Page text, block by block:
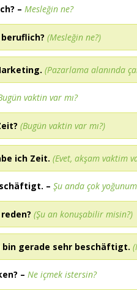
– Mesleğin ne?
(Mesleğin ne?)
(Pazarlama alanında
vaktin var mı?
(Bugün vaktin var mı?)
ich Zeit. (Evet, akşam vaktim
– Şu anda çok
(Şu an konuşabilir misin?)
bin gerade sehr beschäftigt.
– Ne içmek istersin?